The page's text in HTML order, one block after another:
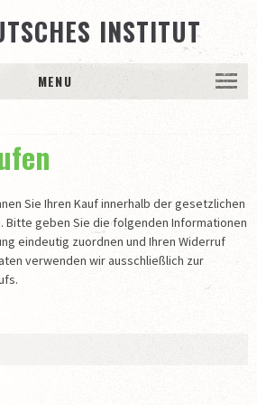
INSTITUT
MENU
Archiv / Sudetendeutsches
Sie Ihren Kauf innerhalb der gesetzlichen
geben Sie die folgenden Informationen
eindeutig zuordnen und Ihren Widerruf
verwenden wir ausschließlich zur